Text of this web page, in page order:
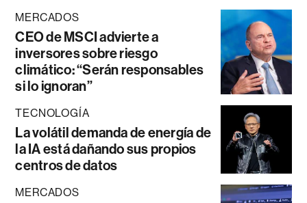
MERCADOS
CEO de MSCI advierte a
inversores sobre riesgo
climático: “Serán responsables
si lo ignoran”
TECNOLOGÍA
La volátil demanda de energía de
la IA está dañando sus propios
centros de datos
MERCADOS